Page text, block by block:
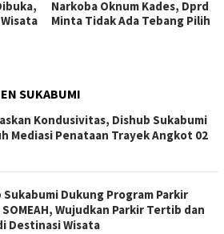
Narkoba Oknum Kades, Dprd
Minta Tidak Ada Tebang Pilih
SUKABUMI
Kondusivitas, Dishub Sukabumi
Mediasi Penataan Trayek Angkot 02
Sukabumi Dukung Program Parkir
Wujudkan Parkir Tertib dan
Destinasi Wisata